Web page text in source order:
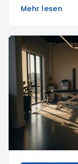
Mehr lesen